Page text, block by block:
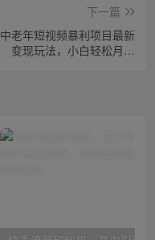
下一篇
中老年短视频暴利项目最新
变现玩法，小白轻松月入